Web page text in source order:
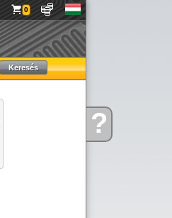
Kérdése?
0